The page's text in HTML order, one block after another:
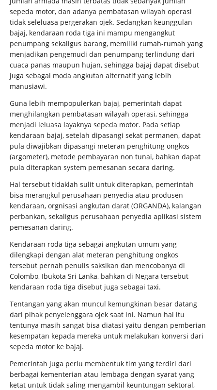
sepeda motor, dan adanya pembatasan wilayah operasi
tidak seleluasa pergerakan ojek. Sedangkan keunggulan
bajaj, kendaraan roda tiga ini mampu mengangkut
penumpang sekaligus barang, memiliki rumah-rumah yang
menjadikan pengemudi dan penumpang terlindung dari
cuaca panas maupun hujan, sehingga bajaj dapat disebut
juga sebagai moda angkutan alternatif yang lebih
manusiawi.
Guna lebih mempopulerkan bajaj, pemerintah dapat
menghilangkan pembatasan wilayah operasi, sehingga
menjadi leluasa layaknya sepeda motor. Pada setiap
kendaraan bajaj, setelah dipasangi sekat permanen, dapat
pula diwajibkan dipasangi meteran penghitung ongkos
(argometer), metode pembayaran non tunai, bahkan dapat
pula diterapkan system pemesanan secara daring.
Hal tersebut tidaklah sulit untuk diterapkan, pemerintah
bisa merangkul perusahaan penyedia atau produsen
kendaraan, orgnisasi angkutan darat (ORGANDA), kalangan
perbankan, sekaligus perusahaan penyedia aplikasi sistem
pemesanan daring.
Kendaraan roda tiga sebagai angkutan umum yang
dilengkapi dengan alat meteran penghitung ongkos
tersebut pernah penulis saksikan dan mencobanya di
Colombo, Ibukota Sri Lanka, bahkan di Negara tersebut
kendaraan roda tiga disebut juga sebagai taxi.
Tentangan yang akan muncul kemungkinan besar datang
dari pihak penyelenggara ojek saat ini. Namun hal itu
tentunya masih sangat bisa diatasi yaitu dengan pemberian
kesempatan kepada mereka untuk melakukan konversi dari
sepeda motor ke bajaj.
Pemerintah juga perlu membentuk tim yang terdiri dari
berbagai kementerian atau lembaga dengan syarat yang
ketat untuk tidak saling mengambil keuntungan sektoral,